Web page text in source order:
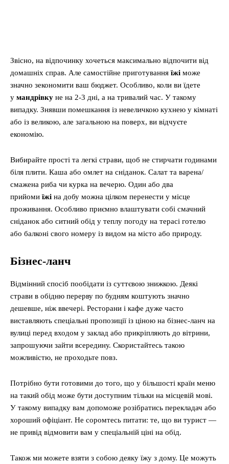
Звісно, на відпочинку хочеться максимально відпочити від
домашніх справ. Але самостійне приготування їжі може
значно зекономити ваш бюджет. Особливо, коли ви їдете
у мандрівку не на 2-3 дні, а на тривалий час. У такому
випадку. Знявши помешкання із невеличкою кухнею у кімнаті
або із великою, але загальною на поверх, ви відчуєте
економію.
Вибирайте прості та легкі страви, щоб не стирчати годинами
біля плити. Каша або омлет на сніданок. Салат та варена/
смажена риба чи курка на вечерю. Один або два
прийоми їжі на добу можна цілком перенести у місце
проживання. Особливо приємно влаштувати собі смачний
сніданок або ситний обід у теплу погоду на терасі готелю
або балконі свого номеру із видом на місто або природу.
Бізнес-ланч
Відмінний спосіб пообідати із суттєвою знижкою. Деякі
страви в обідню перерву по будням коштують значно
дешевше, ніж ввечері. Ресторани і кафе дуже часто
виставляють спеціальні пропозиції із ціною на бізнес-ланч на
вулиці перед входом у заклад або прикріпляють до вітрини,
запрошуючи зайти всередину. Скористайтесь такою
можливістю, не проходьте повз.
Потрібно бути готовими до того, що у більшості країн меню
на такий обід може бути доступним тільки на місцевій мові.
У такому випадку вам допоможе розібратись перекладач або
хороший офіціант. Не соромтесь питати: те, що ви турист —
не привід відмовити вам у спеціальній ціні на обід.
Також ми можете взяти з собою деяку їжу з дому. Це можуть